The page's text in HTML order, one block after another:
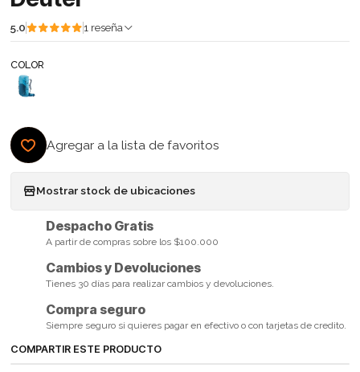
5.0 1 reseña
COLOR
Agregar a la lista de favoritos
Mostrar stock de ubicaciones
Despacho Gratis
A partir de compras sobre los $100.000
Cambios y Devoluciones
Tienes 30 días para realizar cambios y devoluciones.
Compra seguro
Siempre seguro si quieres pagar en efectivo o con tarjetas de credito.
COMPARTIR ESTE PRODUCTO